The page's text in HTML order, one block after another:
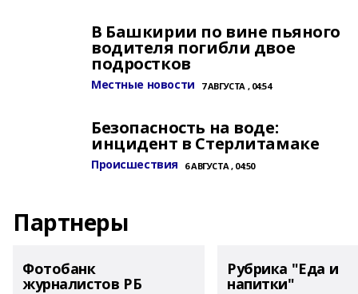
В Башкирии по вине пьяного
водителя погибли двое
подростков
Местные новости 7 АВГУСТА , 04:54
Безопасность на воде:
инцидент в Стерлитамаке
Происшествия 6 АВГУСТА , 04:50
Партнеры
Фотобанк
журналистов РБ
Рубрика "Еда и
напитки"